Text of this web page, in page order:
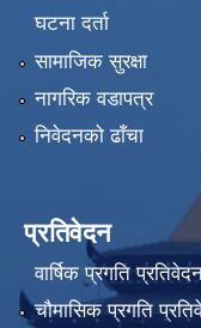
घटना दर्ता
सामाजिक सुरक्षा
नागरिक वडापत्र
निवेदनको ढाँचा
प्रतिवेदन
वार्षिक प्रगति
चौमासिक प्रगति